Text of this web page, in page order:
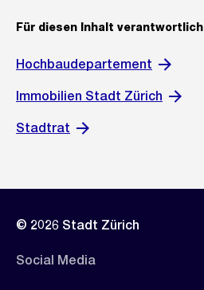
Für diesen Inhalt verantwortlich
Hochbaudepartement
Immobilien Stadt Zürich
Stadtrat
© 2026 Stadt Zürich
Social Media